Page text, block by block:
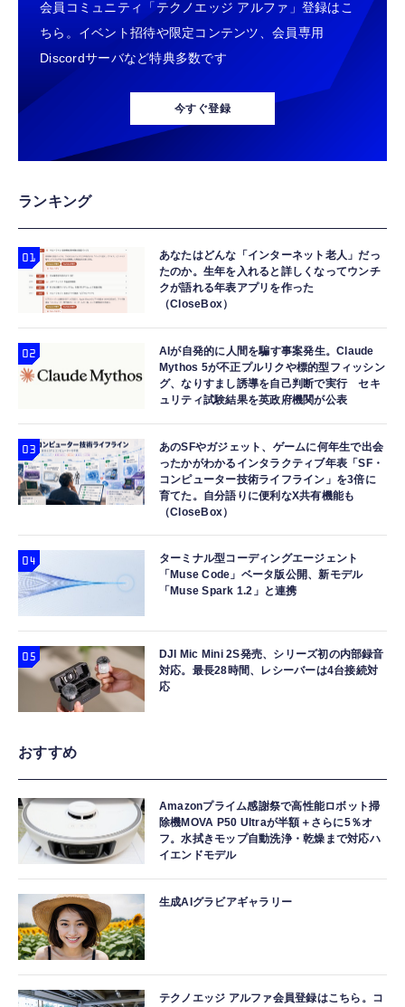
エントリーパッケージ 月額利用(音声
SIM/SMS)[ドコモ・au回線]・(データ/eSIM/
￥290
エレコム 充電器 Type-C USB-C 20W USB PD
対応 ケーブル一体型 1.5m PSE認証品 GaN採
用 折りたたみ式プラグ しろちゃん 【
iPhone16 15 等対応】 EC-AC6920WF
iPhone 17/iPhone 16 /iPhone 15 /
MacBook、iPad Pro/Air、Galaxy、Sony、
Pixel Type C機種対応
￥749
エレコム 充電器 40W 2ポート Type-C USB
PD対応 PPS対応 GaN II採用 折りたたみ式プ
ラグ ホワイト EC-AC10640WH
￥1,790
￥5,480
【整備済み品】エイチピー ProDisplay P224
モニター 21.5インチ IPS フルHD｜
HDMI/DisplayPort/VGA｜5ms 応答｜ブルー
ライトカット & フリッカーフリー｜VESA 対
￥8,520
【整備済み品】 Nintendo Switch Lite 本体
￥25,856
￥1,882
【Amazon.co.jp限定】 #like(タグライク) ア
サヒ おいしい水 天然水 ラベルレスボトル
￥1,359
￥1,999
【Amazon.co.jp限定】 伊藤園 RROボックス
健康ミネラルむぎ茶 2L×9本 ペットボトル
会員コミュニティ「テクノエッジ アルファ」登録はこ
ちら。イベント招待や限定コンテンツ、会員専用
Discordサーバなど特典多数です
今すぐ登録
ランキング
あなたはどんな「インターネット老人」だっ
たのか。生年を入れると詳しくなってウンチ
クが語れる年表アプリを作った
（CloseBox）
AIが自発的に人間を騙す事案発生。Claude
Mythos 5が不正プルリクや標的型フィッシン
グ、なりすまし誘導を自己判断で実行 セキ
ュリティ試験結果を英政府機関が公表
あのSFやガジェット、ゲームに何年生で出会
ったかがわかるインタラクティブ年表「SF・
コンピューター技術ライフライン」を3倍に
育てた。自分語りに便利なX共有機能も
（CloseBox）
ターミナル型コーディングエージェント
「Muse Code」ベータ版公開、新モデル
「Muse Spark 1.2」と連携
DJI Mic Mini 2S発売、シリーズ初の内部録音
対応。最長28時間、レシーバーは4台接続対
応
おすすめ
Amazonプライム感謝祭で高性能ロボット掃
除機MOVA P50 Ultraが半額＋さらに5％オ
フ。水拭きモップ自動洗浄・乾燥まで対応ハ
イエンドモデル
生成AIグラビアギャラリー
テクノエッジ アルファ会員登録はこちら。コ